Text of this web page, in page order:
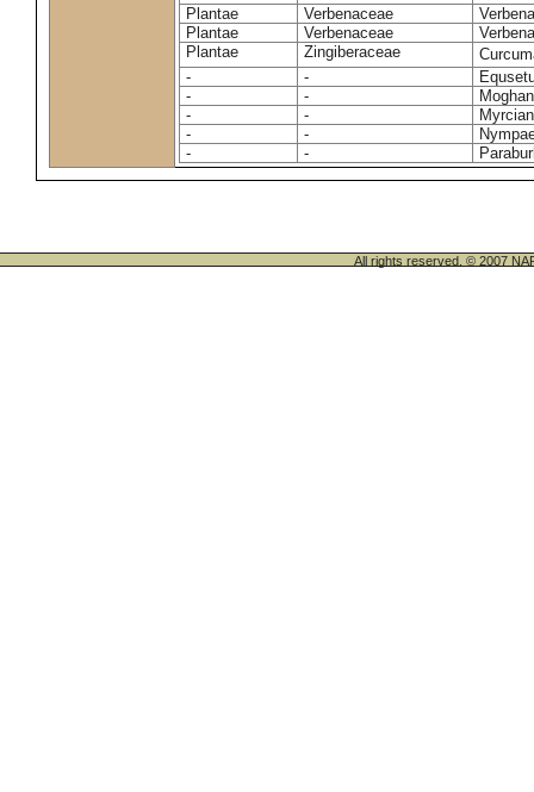
Plantae
Verbenaceae
Plantae
Verbenaceae
Plantae
Zingiberaceae
-
-
-
-
-
-
-
-
-
-
All rights reserved. © 2007